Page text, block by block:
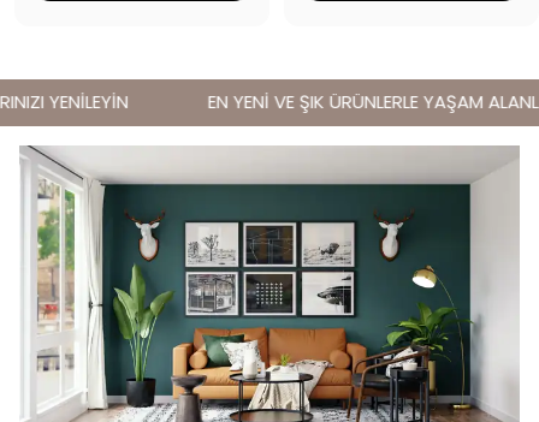
YENİLEYİN EN YENİ VE ŞIK ÜRÜNLERLE YAŞAM